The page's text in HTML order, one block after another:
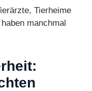
Tierheime
manchmal